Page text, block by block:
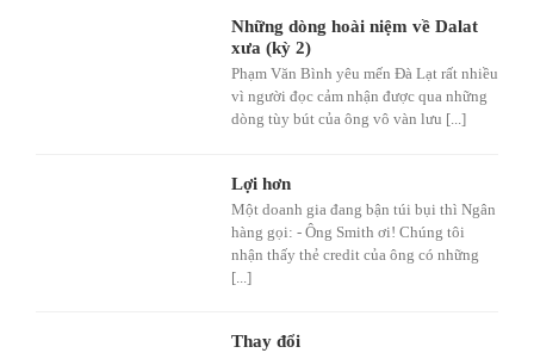
Những dòng hoài niệm về Dalat
xưa (kỳ 2)
Phạm Văn Bình yêu mến Đà Lạt rất nhiều
vì người đọc cảm nhận được qua những
dòng tùy bút của ông vô vàn lưu [...]
Lợi hơn
Một doanh gia đang bận túi bụi thì Ngân
hàng gọi: - Ông Smith ơi! Chúng tôi
nhận thấy thẻ credit của ông có những
[...]
Thay đổi